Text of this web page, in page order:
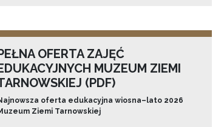
OFERTA ZAJĘĆ
MUZEUM ZIEMI
(PDF)
oferta edukacyjna wiosna–lato 2026
Ziemi Tarnowskiej